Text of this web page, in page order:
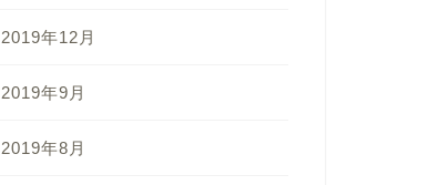
2019年12月
2019年9月
2019年8月